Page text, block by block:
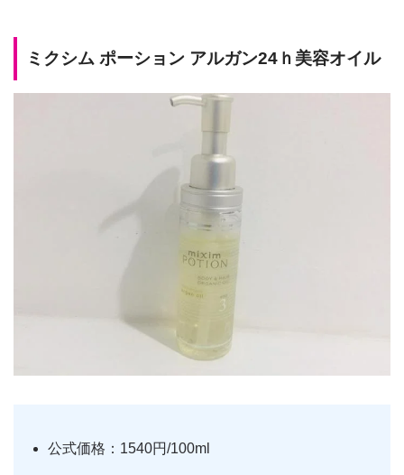
ミクシム ポーション アルガン24ｈ美容オイル
公式価格：1540円/100ml